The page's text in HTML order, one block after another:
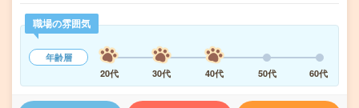
職場の雰囲気
年齢層
20代
30代 40代 50代 60代